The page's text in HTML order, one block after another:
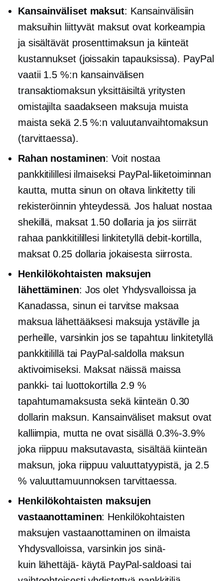
Kansainväliset maksut: Kansainvälisiin
maksuihin liittyvät maksut ovat korkeampia
ja sisältävät prosenttimaksun ja kiinteät
kustannukset (joissakin tapauksissa). PayPal
vaatii 1.5 %:n kansainvälisen
transaktiomaksun yksittäisiltä yritysten
omistajilta saadakseen maksuja muista
maista sekä 2.5 %:n valuutanvaihtomaksun
(tarvittaessa).
Rahan nostaminen: Voit nostaa
pankkitilillesi ilmaiseksi PayPal-liiketoiminnan
kautta, mutta sinun on oltava linkitetty tili
rekisteröinnin yhteydessä. Jos haluat nostaa
shekillä, maksat 1.50 dollaria ja jos siirrät
rahaa pankkitilillesi linkitetyllä debit-kortilla,
maksat 0.25 dollaria jokaisesta siirrosta.
Henkilökohtaisten maksujen
lähettäminen: Jos olet Yhdysvalloissa ja
Kanadassa, sinun ei tarvitse maksaa
maksua lähettääksesi maksuja ystäville ja
perheille, varsinkin jos se tapahtuu linkitetyllä
pankkitilillä tai PayPal-saldolla maksun
aktivoimiseksi. Maksat näissä maissa
pankki- tai luottokortilla 2.9 %
tapahtumamaksusta sekä kiinteän 0.30
dollarin maksun. Kansainväliset maksut ovat
kalliimpia, mutta ne ovat sisällä 0.3%-3.9%
joka riippuu maksutavasta, sisältää kiinteän
maksun, joka riippuu valuuttatyypistä, ja 2.5
% valuuttamuunnoksen tarvittaessa.
Henkilökohtaisten maksujen
vastaanottaminen: Henkilökohtaisten
maksujen vastaanottaminen on ilmaista
Yhdysvalloissa, varsinkin jos sinä-
kuin lähettäjä- käytä PayPal-saldoasi tai